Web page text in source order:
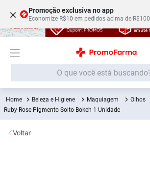
× Promoção exclusiva no app
Economize R$10 em pedidos acima de R$100
O que você está buscando?
Beleza e Higiene Maquiagem Olhos
Ruby Rose Pigmento Solto Bokeh 1 Unidade
Voltar
Termos mais buscados
1º Fralda
2